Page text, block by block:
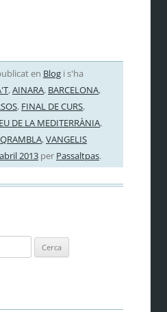
en Blogi s'ha
,AINARA, BARCELONA,
, FINAL DE CURS,
DE LA MEDITERRÀNIA,
QRAMBLA,VANGELIS
2013per Passaltpas.